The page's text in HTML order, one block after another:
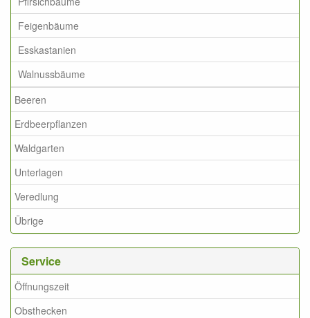
Feigenbäume
Esskastanien
Walnussbäume
Beeren
Erdbeerpflanzen
Waldgarten
Unterlagen
Veredlung
Übrige
Service
Öffnungszeit
Obsthecken